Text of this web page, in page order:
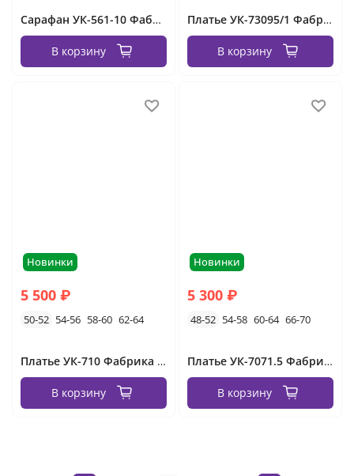
Сарафан УК-561-10 Фабрика Моды
В корзину
Платье УК-73095/1 Фабрика Моды
В корзину
Новинки
5 500 ₽
50-52 54-56 58-60 62-64
Платье УК-710 Фабрика Моды
В корзину
Новинки
5 300 ₽
48-52 54-58 60-64 66-70
Платье УК-7071.5 Фабрика Моды
В корзину